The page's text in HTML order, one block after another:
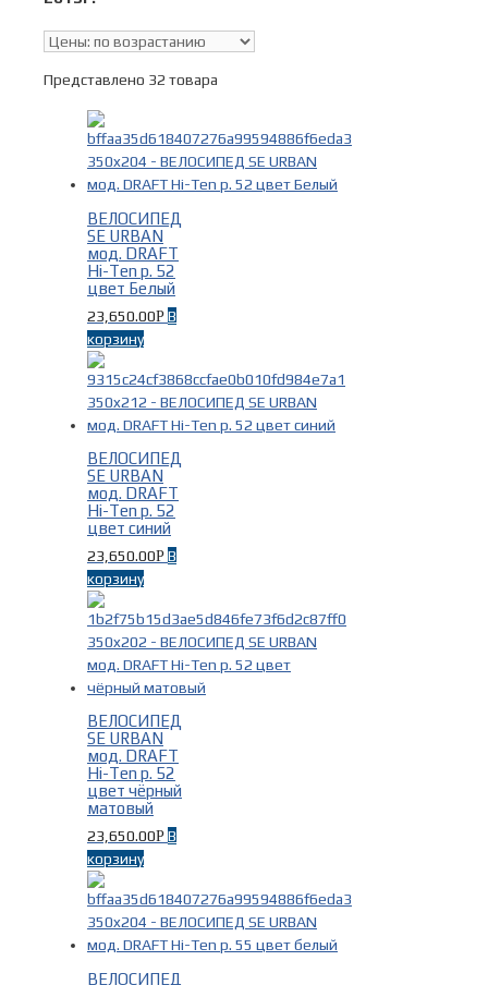
В наличии
Горные велосипеды
Городские велосипеды
Дорожные велосипеды
Трековые велосипеды
Фикс(12)
Фитнес велосипеды(1)
Шоссейные велосипеды
Fuji(11)
SE-BIKES
DRAFT(8)
LAGER
NEVADA
TRAVERSE
Представлено 32 товара
ВЕЛОСИПЕД
SE URBAN
мод. DRAFT
Hi-Ten р. 52
цвет Белый
23,650.00Р В
корзину
ВЕЛОСИПЕД
SE URBAN
мод. DRAFT
Hi-Ten р. 52
цвет синий
23,650.00Р В
корзину
ВЕЛОСИПЕД
SE URBAN
мод. DRAFT
Hi-Ten р. 52
цвет чёрный
матовый
23,650.00Р В
корзину
ВЕЛОСИПЕД